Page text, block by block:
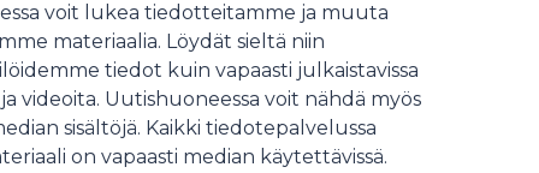
voit lukea tiedotteitamme ja muuta
materiaalia. Löydät sieltä niin
tiedot kuin vapaasti julkaistavissa
videoita. Uutishuoneessa voit nähdä myös
sisältöjä. Kaikki tiedotepalvelussa
on vapaasti median käytettävissä.